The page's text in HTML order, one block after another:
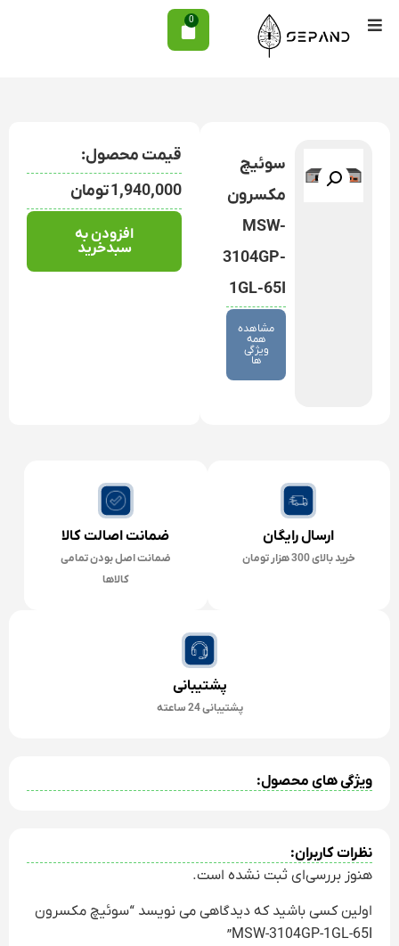
0
سوئیچ
مکسرون
MSW-
3104GP-
1GL-65I
مشاهده
همه
ویژگی
ها
قیمت محصول:
1,940,000تومان
افزودن به
سبدخرید
ارسال رایگان
خرید بالای 300 هزار تومان
ضمانت اصالت کالا
ضمانت اصل بودن تمامی
کالاها
پشتیبانی
پشتیبانی 24 ساعته
ویژگی های محصول:
نظرات کاربران:
هنوز بررسی‌ای ثبت نشده است.
اولین کسی باشید که دیدگاهی می نویسد “سوئیچ مکسرون
MSW-3104GP-1GL-65I”